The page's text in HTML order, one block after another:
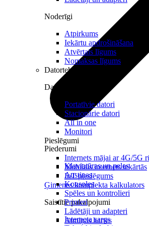
Pieslēgumi
Internets mājai ar 4G/5G
Mobilais internets iekārtās
IoT pieslēgums
Ģimenes komplekta kalkulators
Saistītie pakalpojumi
Interneta sargs
Noderīgi
Atpirkums
Iekārtu apdrošināšana
Atvērtais līgums
Nomaksas līgums
Datortehnika
Datori un Monitori
Portatīvie datori
Stacionārie datori
All in one
Monitori
Piederumi
Klaviatūras un peles
Austiņas
Konsoles
Spēles un kontrolieri
Printeri
Lādētāji un adapteri
Atmiņas kartes